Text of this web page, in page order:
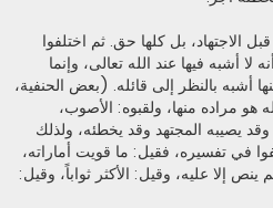
الاجتهاد، بل كلها حق. ثم اختلفوا
لا أشبه فيها عند الله تعالى، وإنما
أشبه بالنظر إلى قائله. (بعض الحنفية،
هو مراده منها، ولقبوه: الأصوب،
يصيبه المجتهد وقد يخطئه، ولذلك
في تفسيره، فقيل: ما قويت أماراته،
إلا عليه، وقيل: الأكثر ثواباً، وقيل: